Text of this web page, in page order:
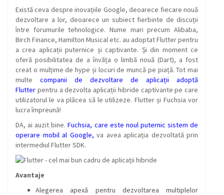
Există ceva despre inovațiile Google, deoarece fiecare nouă
dezvoltare a lor, deoarece un subiect fierbinte de discuții
între forumurile tehnologice. Nume mari precum Alibaba,
Birch Finance, Hamilton Musical etc. au adoptat Flutter pentru
a crea aplicații puternice și captivante. Și din moment ce
oferă posibilitatea de a învăța o limbă nouă (Dart), a fost
creat o mulțime de hype și locuri de muncă pe piață. Tot mai
multecompanii de dezvoltare de aplicații adoptă
Flutter pentru a dezvolta aplicații hibride captivante pe care
utilizatorul le va plăcea să le utilizeze. Flutter și Fuchsia vor
lucra împreună!
DA, ai auzit bine.Fuchsia, care este noul puternic sistem de
operare mobil al Google, va avea aplicația dezvoltată prin
intermediul Flutter SDK.
Avantaje
Alegerea apexă pentru dezvoltarea multiplelor